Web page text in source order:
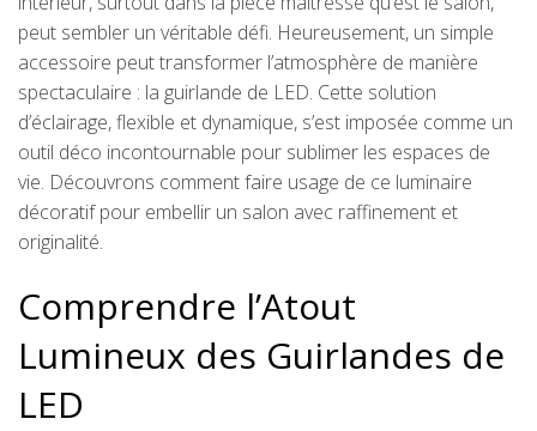
peut sembler un véritable défi. Heureusement, un simple
accessoire peut transformer l’atmosphère de manière
spectaculaire : la guirlande de LED. Cette solution
d’éclairage, flexible et dynamique, s’est imposée comme un
outil déco incontournable pour sublimer les espaces de
vie. Découvrons comment faire usage de ce luminaire
décoratif pour embellir un salon avec raffinement et
originalité.
Comprendre l’Atout
Lumineux des Guirlandes de
LED